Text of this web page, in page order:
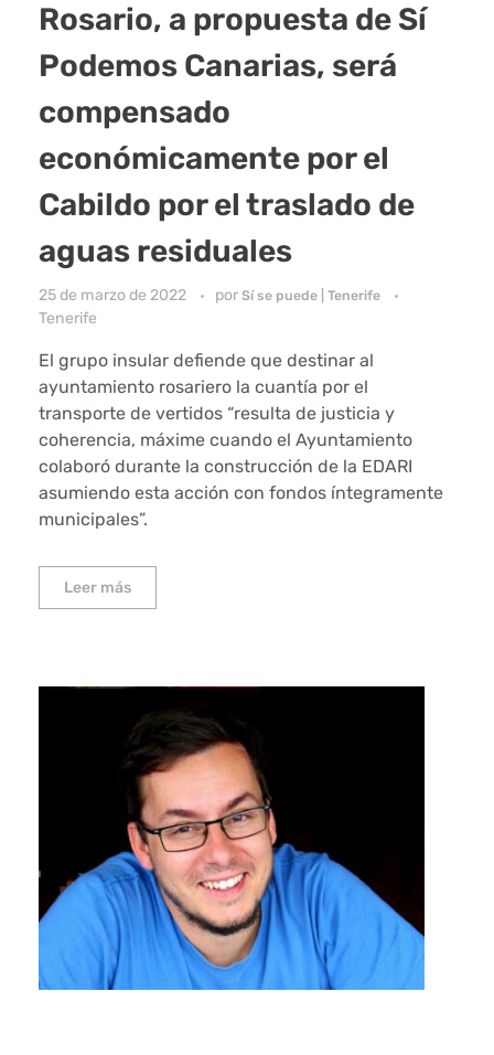
Rosario, a propuesta de Sí
Podemos Canarias, será
compensado
económicamente por el
Cabildo por el traslado de
aguas residuales
25 de marzo de 2022 por Sí se puede | Tenerife
Tenerife
El grupo insular defiende que destinar al
ayuntamiento rosariero la cuantía por el
transporte de vertidos “resulta de justicia y
coherencia, máxime cuando el Ayuntamiento
colaboró durante la construcción de la EDARI
asumiendo esta acción con fondos íntegramente
municipales”.
Leer más